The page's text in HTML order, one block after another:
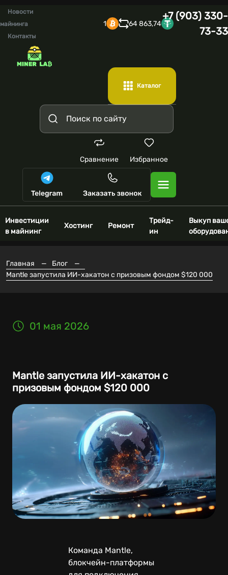
Новости
майнинга
Контакты
1 64 863,74
+7 (903) 330-
73-33
Каталог
Сравнение Избранное
Инвестиции
в майнинг
Хостинг Ремонт
Трейд-
ин
Выкуп
Главная — Блог
—
Mantle запустила ИИ-хакатон с призовым фондом $120 000
01 мая 2026
Mantle запустила ИИ-хакатон с
призовым фондом $120 000
Команда Mantle,
блокчейн-платформы